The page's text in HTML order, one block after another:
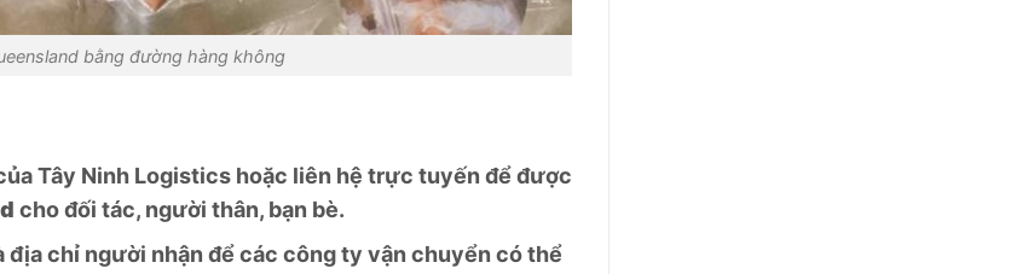
bằng đường hàng không
Tây Ninh Logistics hoặc liên hệ trực tuyến để được
cho đối tác, người thân, bạn bè.
địa chỉ người nhận để các công ty vận chuyển có thể